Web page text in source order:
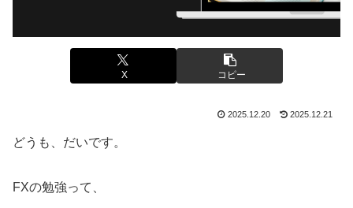
X コピー
2025.12.20 2025.12.21
どうも、だいです。
FXの勉強って、